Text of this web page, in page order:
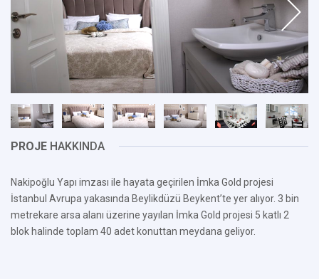
PROJE HAKKINDA
Nakipoğlu Yapı imzası ile hayata geçirilen İmka Gold projesi
İstanbul Avrupa yakasında Beylikdüzü Beykent’te yer alıyor. 3 bin
metrekare arsa alanı üzerine yayılan İmka Gold projesi 5 katlı 2
blok halinde toplam 40 adet konuttan meydana geliyor.